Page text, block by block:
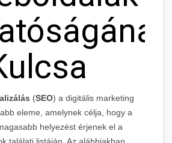
(SEO) a digitális marketing
eleme, amelynek célja, hogy a
helyezést érjenek el a